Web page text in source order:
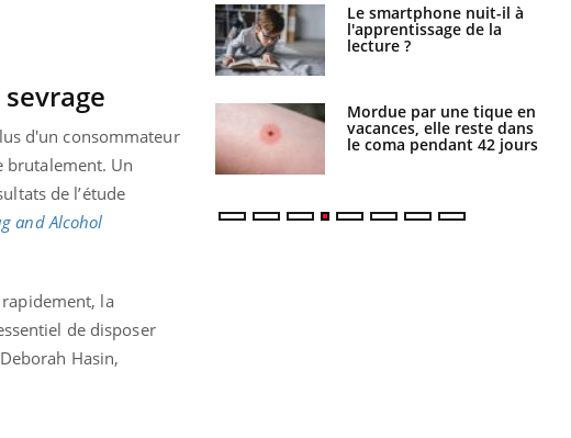
d'un consommateur
brutalement. Un
de l’étude
and Alcohol
la
de disposer
Hasin,
Pourquoi manger moins
de protéines pourrait
finalement être bénéfique
Le smartphone nuit-il à
l'apprentissage de la
lecture ?
Mordue par une tique en
vacances, elle reste dans
le coma pendant 42 jours